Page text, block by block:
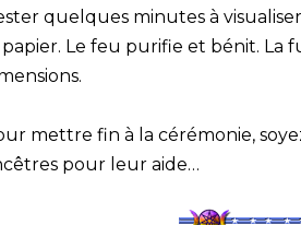
quelques minutes à
Le feu purifie et bénit. La
mettre fin à la cérémonie,
pour leur aide…